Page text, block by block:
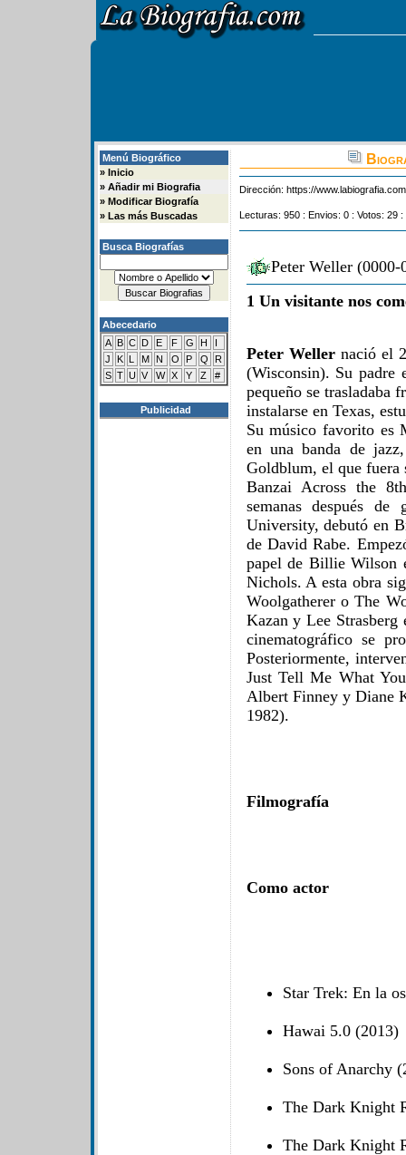
Menú Biográfico
» Inicio
» Añadir mi Biografia
» Modificar Biografía
» Las más Buscadas
Busca Biografías
Abecedario
A B C D E F G H
I
J
K L M N O P Q
R
S T U V W X Y Z #
Publicidad
Dirección: https://
Lecturas: 950 : Envios: 0 : Votos: 29
Peter Weller
1 Un visitante nos
Peter Wellernació el
(Wisconsin). Su
pequeño se trasladaba
instalarse en Texas,
Su músico favorito es
en una banda de
Goldblum, el que fuera
Banzai Across the
semanas después
University, debutó en
de David Rabe.
papel de Billie Wilson
Nichols. A esta obra
Woolgatherer o The
Kazan y Lee
cinematográfico se
Posteriormente,
Just Tell Me What
Albert Finney y Diane
1982).
Filmografía
Como actor
Star Trek: En la
Hawai 5.0 (2013)
Sons of Anarchy
The Dark Knight
The Dark Knight